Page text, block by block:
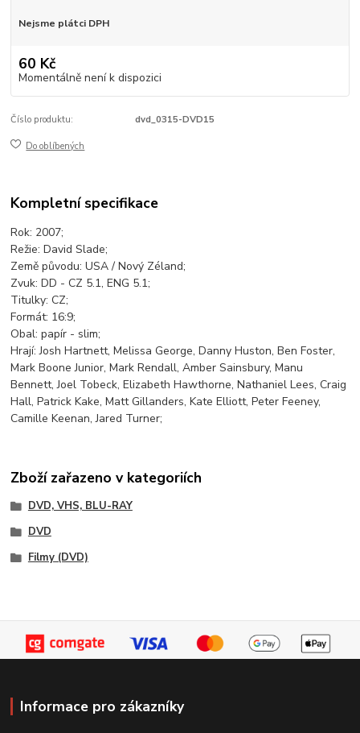
Nejsme plátci DPH
60 Kč
Momentálně není k dispozici
Číslo produktu: dvd_0315-DVD15
Do oblíbených
Kompletní specifikace
Rok: 2007;
Režie: David Slade;
Země původu: USA / Nový Zéland;
Zvuk: DD - CZ 5.1, ENG 5.1;
Titulky: CZ;
Formát: 16:9;
Obal: papír - slim;
Hrají: Josh Hartnett, Melissa George, Danny Huston, Ben Foster,
Mark Boone Junior, Mark Rendall, Amber Sainsbury, Manu
Bennett, Joel Tobeck, Elizabeth Hawthorne, Nathaniel Lees, Craig
Hall, Patrick Kake, Matt Gillanders, Kate Elliott, Peter Feeney,
Camille Keenan, Jared Turner;
Zboží zařazeno v kategoriích
DVD, VHS, BLU-RAY
DVD
Filmy (DVD)
Informace pro zákazníky